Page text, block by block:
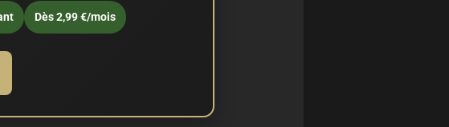
Dès 2,99 €/mois